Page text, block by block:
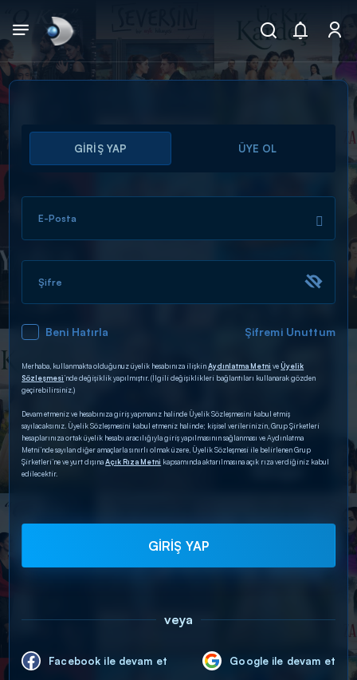
Arama
ARAMA SONUÇLARI
DİĞER SONUÇLAR
GİRİŞ YAP ÜYE OL
E-Posta
Şifre
Beni Hatırla Şifremi Unuttum
Merhaba, kullanmakta olduğunuz üyelik hesabınıza ilişkinAydınlatma Metni veÜyelik
Sözleşmesi’nde değişiklik yapılmıştır. (İlgili değişiklikleri bağlantıları kullanarak gözden
geçirebilirsiniz.)
Devam etmeniz ve hesabınıza giriş yapmanız halinde Üyelik Sözleşmesini kabul etmiş
sayılacaksınız. Üyelik Sözleşmesini kabul etmeniz halinde; kişisel verilerinizin, Grup Şirketleri
hesaplarınıza ortak üyelik hesabı aracılığıyla giriş yapılmasının sağlanması ve Aydınlatma
Metni’nde sayılan diğer amaçlarla sınırlı olmak üzere, Üyelik Sözleşmesi ile belirlenen Grup
Şirketleri’ne ve yurt dışınaAçık Rıza Metni kapsamında aktarılmasına açık rıza verdiğiniz kabul
edilecektir.
GİRİŞ YAP
veya
Facebook ile devam et Google ile devam et